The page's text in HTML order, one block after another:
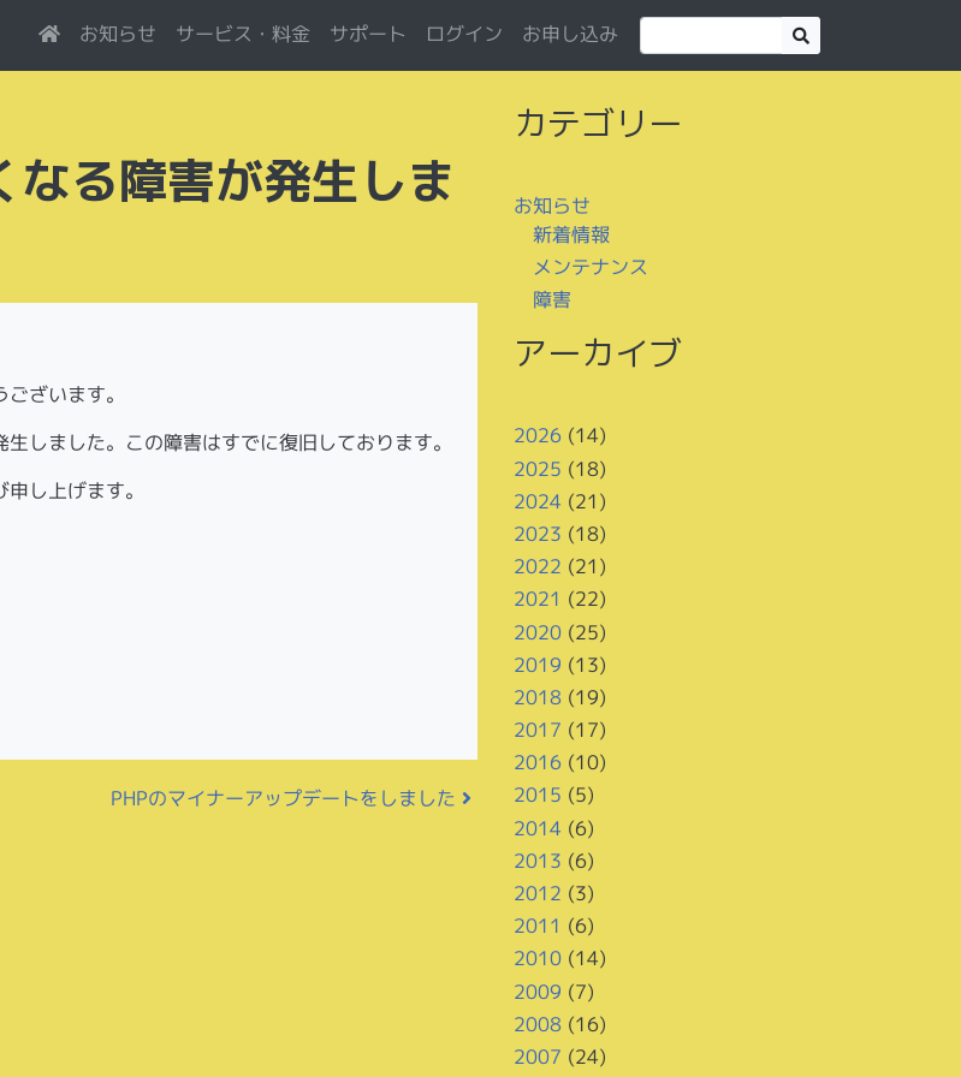
お知らせ サービス・料金 サポート ログイン お申し込み
る障害が発生しま
ざいます。
しました。この障害はすでに復旧しております。
し上げます。
PHPのマイナーアップデートをしました
カテゴリー
お知らせ
新着情報
メンテナンス
障害
アーカイブ
2026 (14)
2025 (18)
2024 (21)
2023 (18)
2022 (21)
2021 (22)
2020(25)
2019 (13)
2018 (19)
2017 (17)
2016 (10)
2015 (5)
2014 (6)
2013 (6)
2012 (3)
2011 (6)
2010(14)
2009 (7)
2008 (16)
2007 (24)